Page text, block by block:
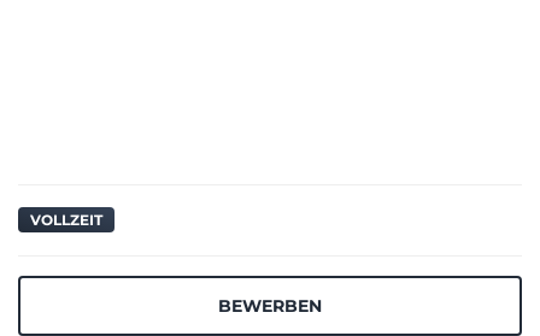
VOLLZEIT
BEWERBEN